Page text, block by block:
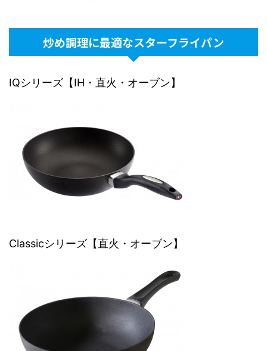
炒め調理に最適なスターフライパン
IQシリーズ【IH・直火・オーブン】
Classicシリーズ【直火・オーブン】